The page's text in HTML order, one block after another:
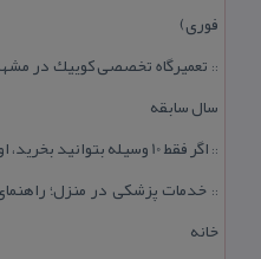
فوری)
::
سال سابقه
:: اگر فقط 10 وسیله بتوانید بخرید، اولویت با كدام تجهیزات است؟
:: خدمات پزشكی در منزل؛
خانه